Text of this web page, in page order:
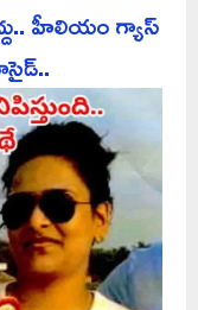
హీలియం గ్యాస్